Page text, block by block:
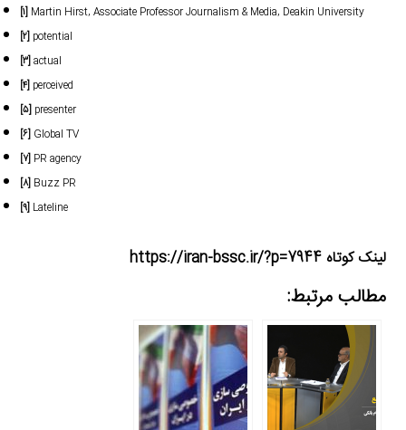
[۱] Martin Hirst, Associate Professor Journalism & Media, Deakin University
[۲] potential
[۳] actual
[۴] perceived
[۵] presenter
[۶] Global TV
[۷] PR agency
[۸] Buzz PR
[۹] Lateline
لینک کوتاه https://iran-bssc.ir/?p=7944
مطالب مرتبط: